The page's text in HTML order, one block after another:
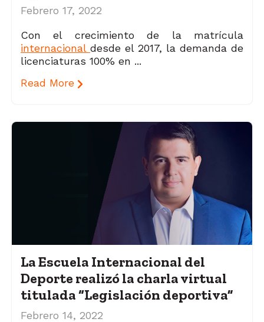
Febrero 17, 2022
Con el crecimiento de la matrícula
internacional desde el 2017, la demanda de
licenciaturas 100% en ...
Read More
La Escuela Internacional del
Deporte realizó la charla virtual
titulada “Legislación deportiva”
Febrero 14, 2022